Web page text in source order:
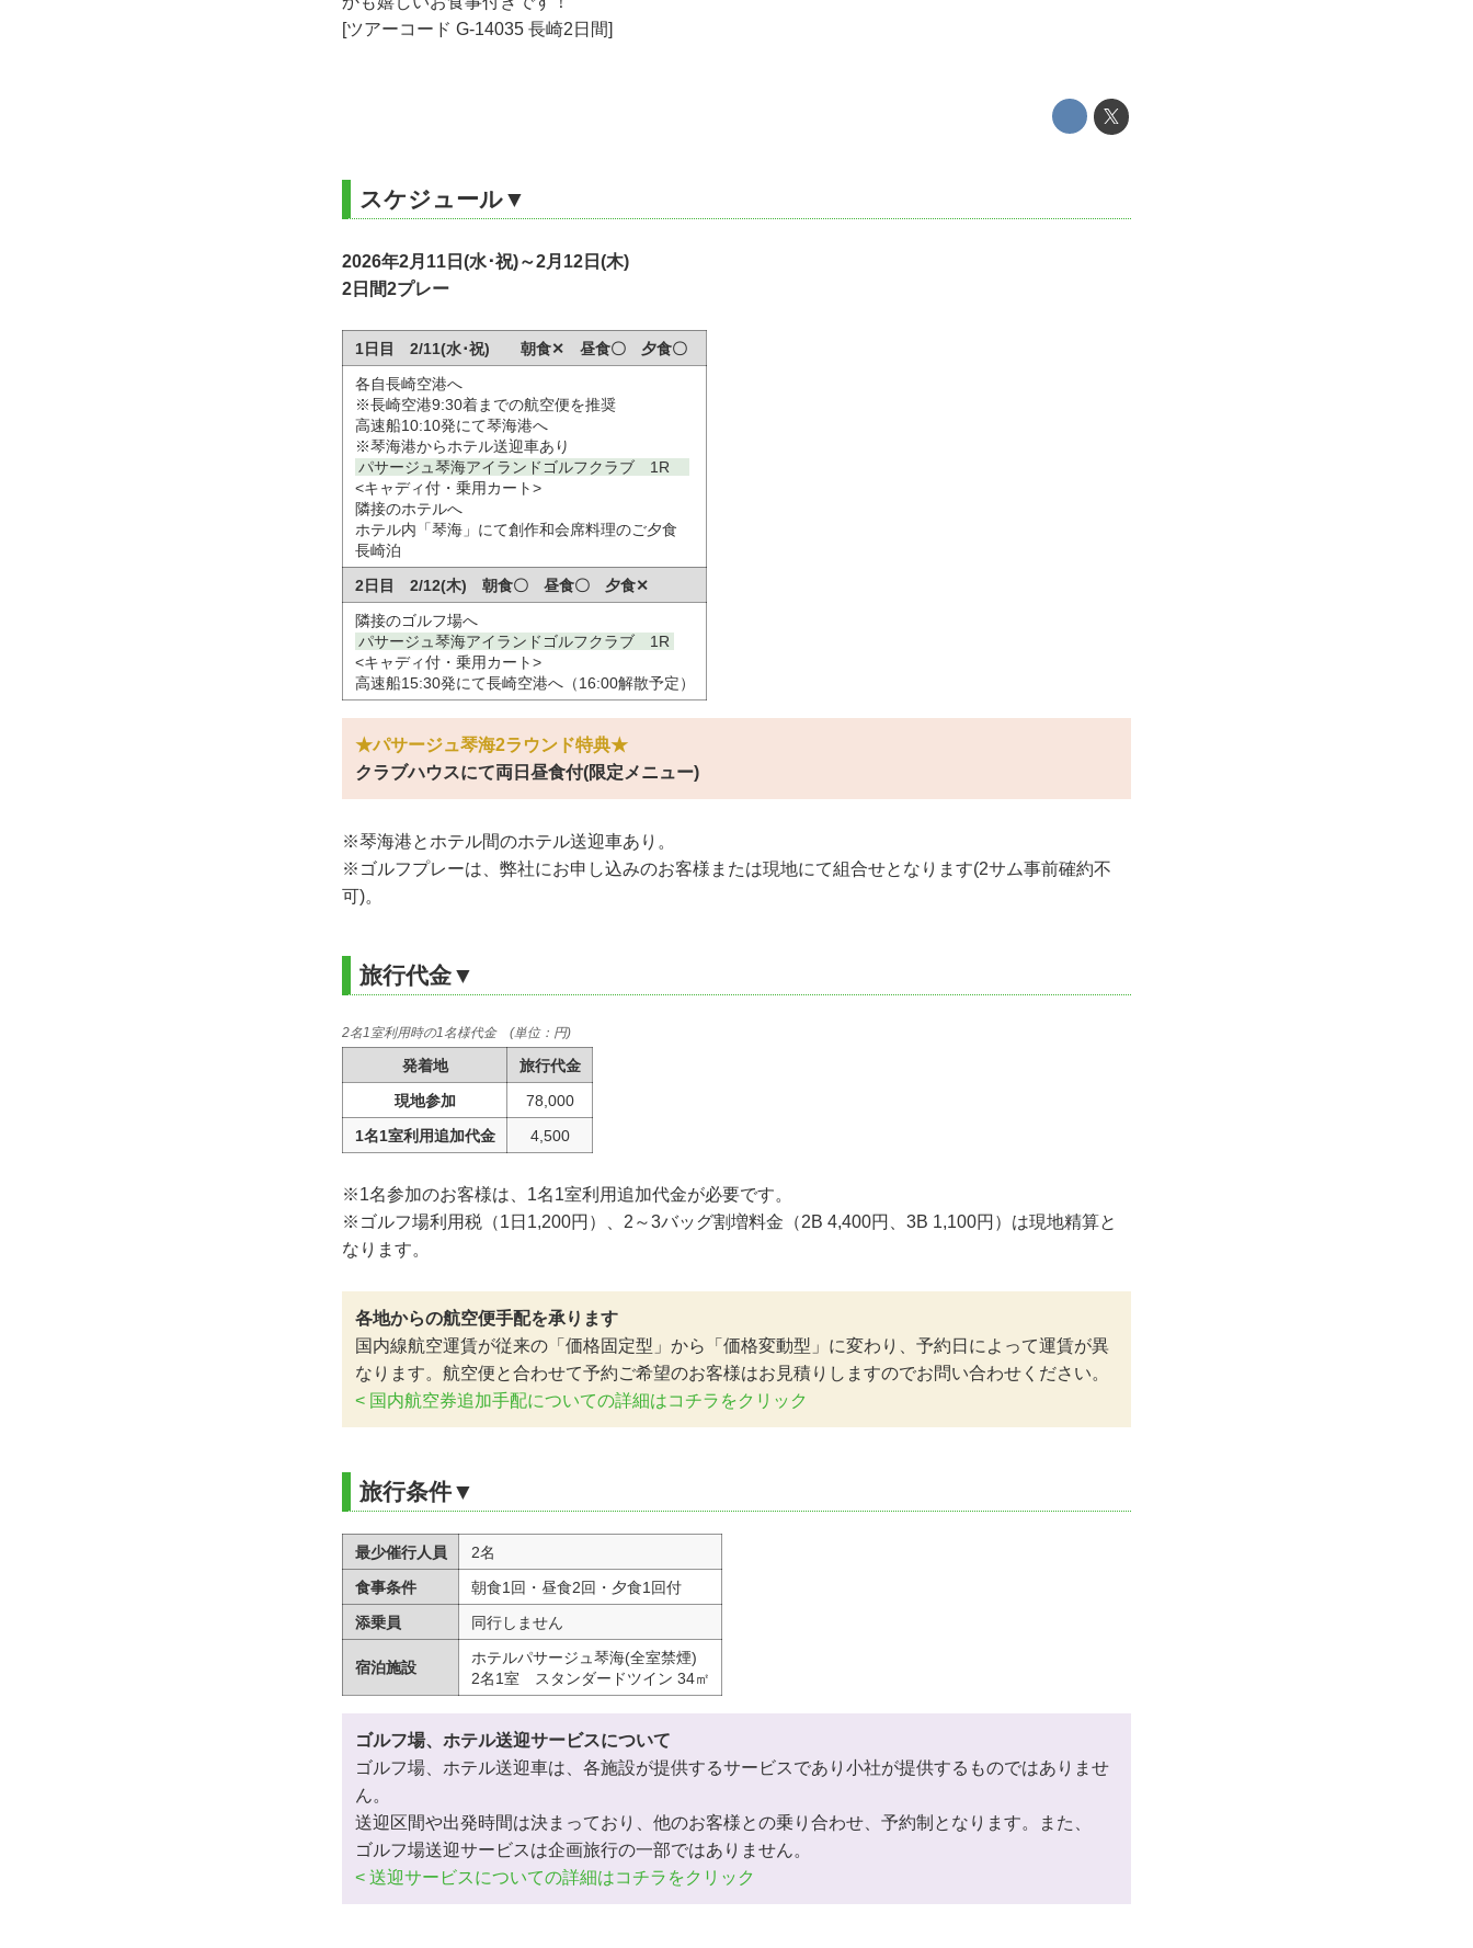
[ツアーコード G-14035 長崎2日間]
スケジュール▼
2026年2月11日(水･祝)～2月12日(木)
2日間2プレー
1日目 2/11(水･祝) 朝食✕ 昼食〇 夕食〇
各自長崎空港へ
※長崎空港9:30着までの航空便を推奨
高速船10:10発にて琴海港へ
※琴海港からホテル送迎車あり
パサージュ琴海アイランドゴルフクラブ 1R
<キャディ付・乗用カート>
隣接のホテルへ
ホテル内「琴海」にて創作和会席料理のご夕食
長崎泊
2日目 2/12(木) 朝食〇 昼食〇 夕食✕
隣接のゴルフ場へ
パサージュ琴海アイランドゴルフクラブ 1R
<キャディ付・乗用カート>
高速船15:30発にて長崎空港へ（16:00解散予定）
★パサージュ琴海2ラウンド特典★
クラブハウスにて両日昼食付(限定メニュー)
※琴海港とホテル間のホテル送迎車あり。
※ゴルフプレーは、弊社にお申し込みのお客様または現地にて組合せとなります(2サム事前確約不
可)。
旅行代金▼
発着地
旅行代金
現地参加
78,000
1名1室利用追加代金
4,500
2名1室利用時の1名様代金 (単位：円)
※1名参加のお客様は、1名1室利用追加代金が必要です。
※ゴルフ場利用税（1日1,200円）、2～3バッグ割増料金（2B 4,400円、3B 1,100円）は現地精算と
なります。
各地からの航空便手配を承ります
国内線航空運賃が従来の「価格固定型」から「価格変動型」に変わり、予約日によって運賃が異
なります。航空便と合わせて予約ご希望のお客様はお見積りしますのでお問い合わせください。
< 国内航空券追加手配についての詳細はコチラをクリック
旅行条件▼
最少催行人員
2名
食事条件
朝食1回・昼食2回・夕食1回付
添乗員
同行しません
宿泊施設
ホテルパサージュ琴海(全室禁煙)
2名1室 スタンダードツイン 34㎡
ゴルフ場、ホテル送迎サービスについて
ゴルフ場、ホテル送迎車は、各施設が提供するサービスであり小社が提供するものではありませ
ん。
送迎区間や出発時間は決まっており、他のお客様との乗り合わせ、予約制となります。また、
ゴルフ場送迎サービスは企画旅行の一部ではありません。
< 送迎サービスについての詳細はコチラをクリック